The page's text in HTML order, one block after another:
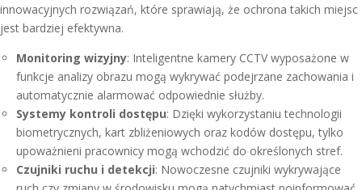
innowacyjnych rozwiązań, które sprawiają, że ochrona takich miejsc
jest bardziej efektywna.
Monitoring wizyjny: Inteligentne kamery CCTV wyposażone w
funkcje analizy obrazu mogą wykrywać podejrzane zachowania i
automatycznie alarmować odpowiednie służby.
Systemy kontroli dostępu: Dzięki wykorzystaniu technologii
biometrycznych, kart zbliżeniowych oraz kodów dostępu, tylko
upoważnieni pracownicy mogą wchodzić do określonych stref.
Czujniki ruchu i detekcji: Nowoczesne czujniki wykrywające